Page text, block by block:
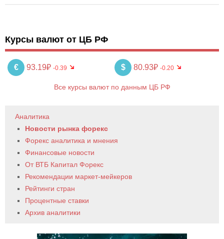
Курсы валют от ЦБ РФ
€ 93.19₽ -0.39 $ 80.93₽ -0.20
Все курсы валют по данным ЦБ РФ
Аналитика
Новости рынка форекс
Форекс аналитика и мнения
Финансовые новости
От ВТБ Капитал Форекс
Рекомендации маркет-мейкеров
Рейтинги стран
Процентные ставки
Архив аналитики